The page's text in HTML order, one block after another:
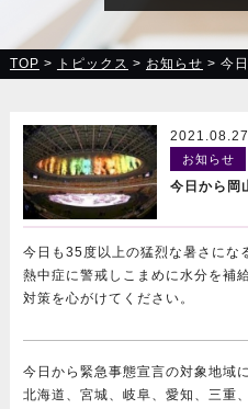
TOP > トピックス > お知らせ > 今
2021.08.27
お知らせ
今日から岡
今日も35度以上の猛烈な暑さにな
熱中症に警戒しこまめに水分を補
対策を心がけてください。
今日から緊急事態宣言の対象地域に
北海道、宮城、岐阜、愛知、三重